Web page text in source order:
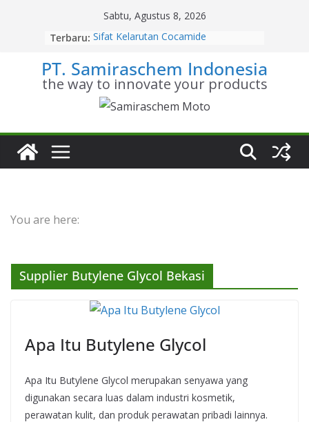
Sabtu, Agustus 8, 2026
Terbaru: Sifat Kelarutan Cocamide
Distributor Cocamide
Diethanolamine Terpercaya
Kesetimbangan Kimia Cocamide
Diethanolamine
Diethanolamine
PT. Samiraschem Indonesia
the way to innovate your products
You are here:
Supplier Butylene Glycol Bekasi
Apa Itu Butylene Glycol
Apa Itu Butylene Glycol merupakan senyawa yang
digunakan secara luas dalam industri kosmetik,
perawatan kulit, dan produk perawatan pribadi lainnya.